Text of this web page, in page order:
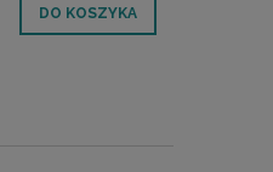
DO KOSZYKA